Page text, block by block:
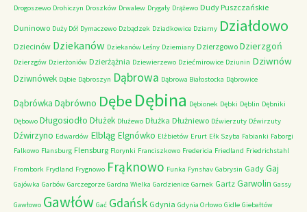
Drogoszewo Drohiczyn Droszków Drwalew Drygały Drążewo Dudy Puszczańskie
Duninowo Duży Dół Dymaczewo Dzbądzek Dziadkowice Dziarny Działdowo
Dziecinów Dziekanów Dziekanów Leśny Dziemiany Dzierzgowo Dzierzgoń
Dzierzgów Dzierżoniów Dzierżążnia Dziewierzewo Dziećmirowice Dziunin Dziwnów
Dziwnówek Dąbie Dąbroszyn Dąbrowa Dąbrowa Białostocka Dąbrowice
Dąbrówka Dąbrówno Dębe Dębina Dębionek Dębki Dęblin Dębniki
Dębowo Długosiodło Dłużek Dłużewo Dłużka Dłużniewo Dźwierzuty Dźwirzuty
Dźwirzyno Edwardów Elbląg Elgnówko Elżbietów Erurt Ełk Szyba Fabianki Faborgi
Falkowo Flansburg Flensburg Florynki Franciszkowo Fredericia Friedland Friedrichstahl
Frombork Frydland Frygnowo Frąknowo Funka Fynshav Gabrysin Gady Gaj
Gajówka Garbów Garczegorze Gardna Wielka Gardzienice Garnek Gartz Garwolin Gassy
Gawłowo Gawłów Gać Gdańsk Gdynia Gdynia Orłowo Gidle Giebałtów